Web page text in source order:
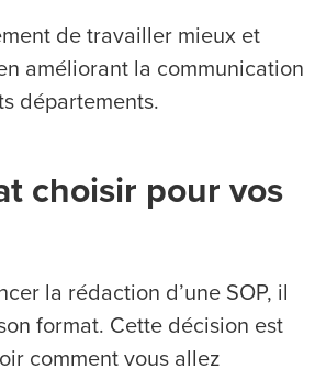
de travailler mieux et
améliorant la communication
départements.
choisir pour vos
la rédaction d’une SOP, il
format. Cette décision est
comment vous allez